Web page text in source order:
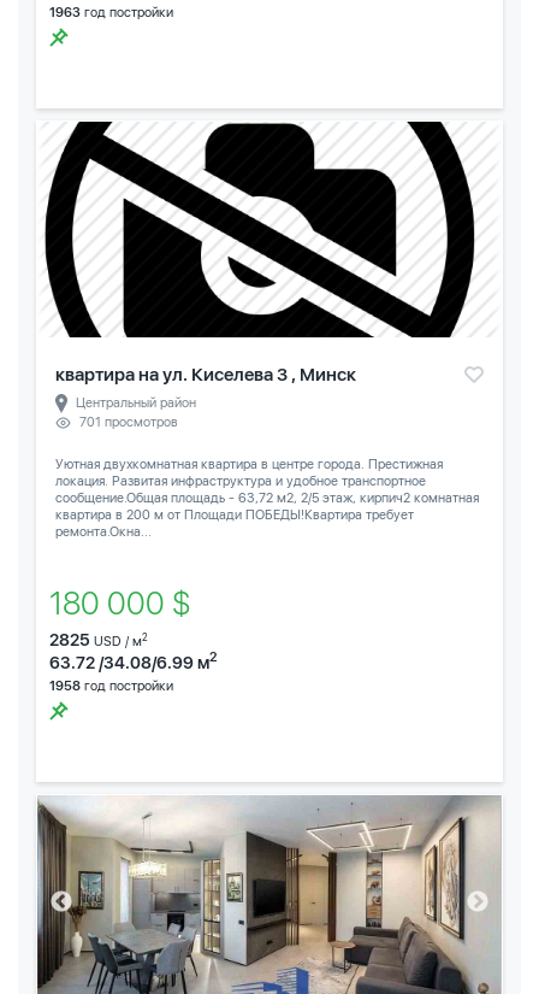
1963 год постройки
квартира на ул. Киселева 3 , Минск
Центральный район
701 просмотров
Уютная двухкомнатная квартира в центре города. Престижная
локация. Развитая инфраструктура и удобное транспортное
сообщение.Общая площадь - 63,72 м2, 2/5 этаж, кирпич2 комнатная
квартира в 200 м от Площади ПОБЕДЫ!Квартира требует
ремонта.Окна...
180 000 $
2825 USD / м2
63.72 /34.08/6.99 м2
1958 год постройки